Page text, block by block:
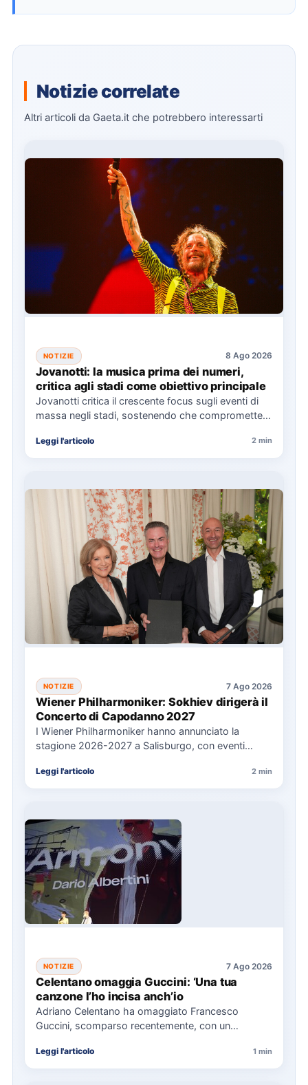
Notizie correlate
Altri articoli da Gaeta.it che potrebbero interessarti
NOTIZIE 8 Ago 2026
Jovanotti: la musica prima dei numeri,
critica agli stadi come obiettivo principale
Jovanotti critica il crescente focus sugli eventi di
massa negli stadi, sostenendo che compromette
Leggi l'articolo 2 min
NOTIZIE 7 Ago 2026
Wiener Philharmoniker: Sokhiev dirigerà il
Concerto di Capodanno 2027
I Wiener Philharmoniker hanno annunciato la
stagione 2026-2027 a Salisburgo, con eventi
Leggi l'articolo 2 min
NOTIZIE 7 Ago 2026
Celentano omaggia Guccini: ‘Una tua
canzone l’ho incisa anch’io
Adriano Celentano ha omaggiato Francesco
Guccini, scomparso recentemente, con un
"Vite" che…
Leggi l'articolo 1 min